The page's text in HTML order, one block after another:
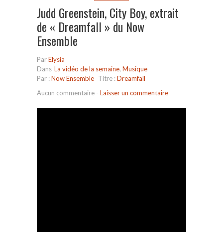
Judd Greenstein, City Boy, extrait
de « Dreamfall » du Now
Ensemble
ParElysia
Dans La vidéo de la semaine, Musique
Par :Now Ensemble Titre :Dreamfall
Aucun commentaire - Laisser un commentaire